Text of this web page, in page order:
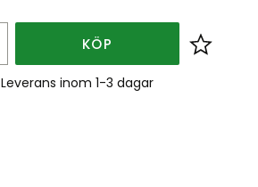
KÖP Lägg
Leverans inom 1-3 dagar